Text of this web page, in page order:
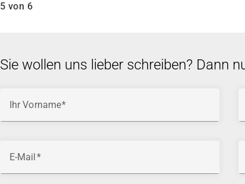
5 von 6
Sie wollen uns lieber schreiben? Dann
Ihr Vorname
E-Mail